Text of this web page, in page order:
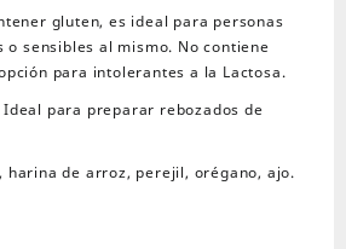
gluten, es ideal para personas
sensibles al mismo. No contiene
para intolerantes a la Lactosa.
Ideal para preparar rebozados de
harina de arroz, perejil, orégano, ajo.